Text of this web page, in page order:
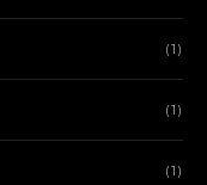
(1)
(1)
(1)